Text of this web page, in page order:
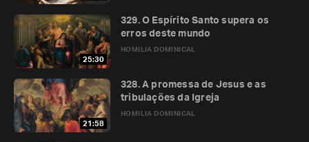
25:30
HOMILIA DOMINICAL
329. O Espírito Santo supera os
erros deste mundo
21:58
HOMILIA DOMINICAL
328. A promessa de Jesus e as
tribulações da Igreja